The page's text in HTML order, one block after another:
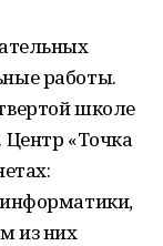
работы.
школе
«Точка
из них